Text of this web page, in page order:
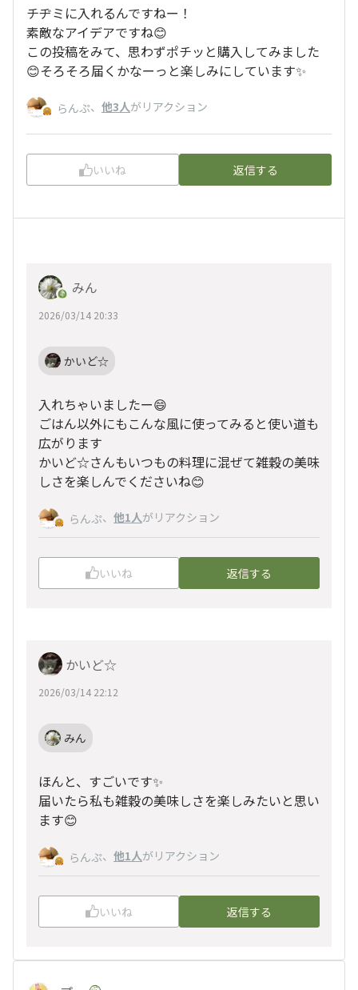
チヂミに入れるんですねー！
素敵なアイデアですね😊
この投稿をみて、思わずポチッと購入してみました
😊そろそろ届くかなーっと楽しみにしています✨
らんぷ、 他3人がリアクション
いいね 返信する
みん
2026/03/14 20:33
かいど☆
入れちゃいましたー😄
ごはん以外にもこんな風に使ってみると使い道も
広がります
かいど☆さんもいつもの料理に混ぜて雑穀の美味
しさを楽しんでくださいね😊
らんぷ、 他1人がリアクション
いいね 返信する
かいど☆
2026/03/14 22:12
みん
ほんと、すごいです✨
届いたら私も雑穀の美味しさを楽しみたいと思い
ます😊
らんぷ、 他1人がリアクション
いいね 返信する